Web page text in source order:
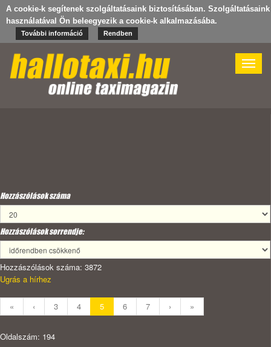
A cookie-k segítenek szolgáltatásaink biztosításában. Szolgáltatásaink
használatával Ön beleegyezik a cookie-k alkalmazásába.
További információ Rendben
Toggle
Hozzászólások száma
Hozzászólások sorrendje:
Hozzászólások száma: 3872
Ugrás a hírhez
« ‹ 3 4 5 6 7 › »
Oldalszám: 194